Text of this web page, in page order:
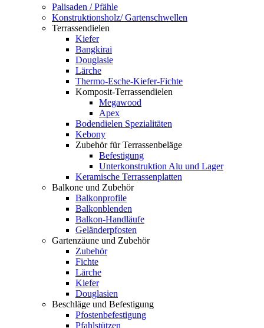
Palisaden / Pfähle
Konstruktionsholz/ Gartenschwellen
Terrassendielen
Kiefer
Bangkirai
Douglasie
Lärche
Thermo-Esche-Kiefer-Fichte
Komposit-Terrassendielen
Megawood
Apex
Bodendielen Spezialitäten
Kebony
Zubehör für Terrassenbeläge
Befestigung
Unterkonstruktion Alu und Lager
Keramische Terrassenplatten
Balkone und Zubehör
Balkonprofile
Balkonblenden
Balkon-Handläufe
Geländerpfosten
Gartenzäune und Zubehör
Zubehör
Fichte
Lärche
Kiefer
Douglasien
Beschläge und Befestigung
Pfostenbefestigung
Pfahlstützen